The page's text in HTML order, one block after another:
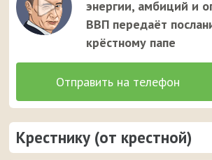
энергии, амбиций и
ВВП передаёт
крёстному папе
Крестнику (от крестной)